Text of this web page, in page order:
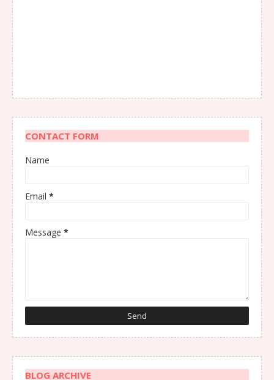
CONTACT FORM
Name
Email *
Message *
BLOG ARCHIVE